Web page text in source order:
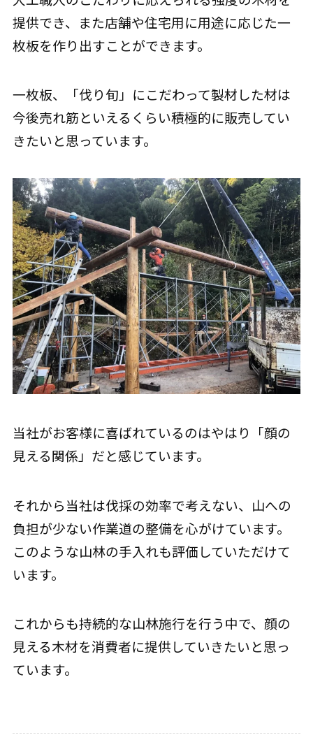
提供でき、また店舗や住宅用に用途に応じた一
枚板を作り出すことができます。
一枚板、「伐り旬」にこだわって製材した材は
今後売れ筋といえるくらい積極的に販売してい
きたいと思っています。
当社がお客様に喜ばれているのはやはり「顔の
見える関係」だと感じています。
それから当社は伐採の効率で考えない、山への
負担が少ない作業道の整備を心がけています。
このような山林の手入れも評価していただけて
います。
これからも持続的な山林施行を行う中で、顔の
見える木材を消費者に提供していきたいと思っ
ています。